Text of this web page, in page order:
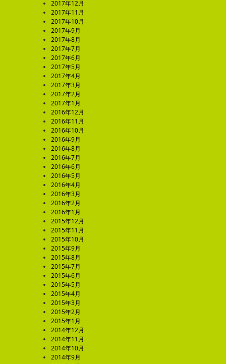
2017年12月
2017年11月
2017年10月
2017年9月
2017年8月
2017年7月
2017年6月
2017年5月
2017年4月
2017年3月
2017年2月
2017年1月
2016年12月
2016年11月
2016年10月
2016年9月
2016年8月
2016年7月
2016年6月
2016年5月
2016年4月
2016年3月
2016年2月
2016年1月
2015年12月
2015年11月
2015年10月
2015年9月
2015年8月
2015年7月
2015年6月
2015年5月
2015年4月
2015年3月
2015年2月
2015年1月
2014年12月
2014年11月
2014年10月
2014年9月